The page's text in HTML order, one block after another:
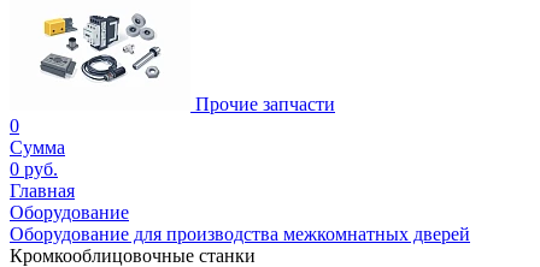
Прочие запчасти
0
Сумма
0 руб.
Главная
Оборудование
Оборудование для производства межкомнатных дверей
Кромкооблицовочные станки